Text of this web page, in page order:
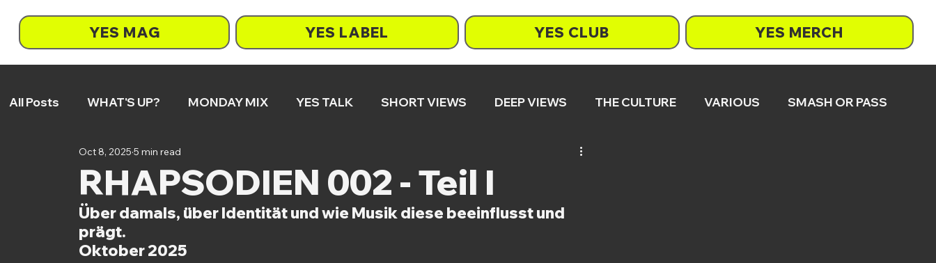
YES MAG YES LABEL YES CLUB YES MERCH
All Posts WHAT'S UP? MONDAY MIX YES TALK SHORT VIEWS DEEP VIEWS THE CULTURE VARIOUS SMASH OR PASS
RHAPSODIEN ON REPEAT
RHAPSODIEN 002 - Teil I
Oct 8, 2025 5 min read
Über damals, über Identität und wie Musik diese beeinflusst und
prägt.
Oktober 2025